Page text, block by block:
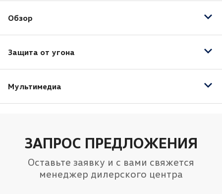
Электростеклоподъёмники передние
Антиблокировочная система (ABS)
Система стабилизации (ESP)
Обзор
Датчик света
Противотуманные фары
Защита от угона
Иммобилайзер
Мультимедиа
USB
Розетка 12V
ЗАПРОС ПРЕДЛОЖЕНИЯ
Оставьте заявку и с вами свяжется
менеджер дилерского центра